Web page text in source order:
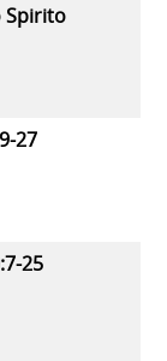
Spirito
27
25